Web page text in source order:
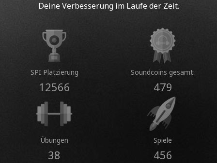
Deine Verbesserung im Laufe der Zeit.
SPI Platzierung
12566
Soundcoins gesamt:
479
Übungen
38
Spiele
456